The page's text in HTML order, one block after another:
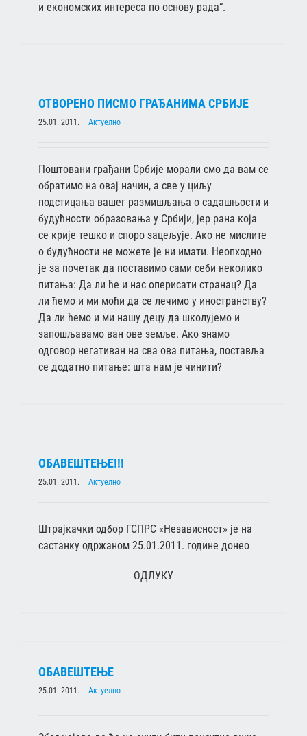
и економских интереса по основу рада“.
ОТВОРЕНО ПИСМО ГРАЂАНИМА СРБИЈЕ
25.01. 2011. Актуелно
Поштовани грађани Србије морали смо да вам се
обратимо на овај начин, а све у циљу
подстицања вашег размишљања о садашњости и
будућности образовања у Србији, јер рана која
се крије тешко и споро зацељује. Ако не мислите
о будућности не можете је ни имати. Неопходно
је за почетак да поставимо сами себи неколико
питања: Да ли ће и нас оперисати странац? Да
ли ћемо и ми моћи да се лечимо у иностранству?
Да ли ћемо и ми нашу децу да школујемо и
запошљавамо ван ове земље. Ако знамо
одговор негативан на сва ова питања, поставља
се додатно питање: шта нам је чинити?
ОБАВЕШТЕЊЕ!!!
25.01. 2011. Актуелно
Штрајкачки одбор ГСПРС «Независност» је на
састанку одржаном 25.01.2011. године донео
ОДЛУКУ
ОБАВЕШТЕЊЕ
25.01. 2011. Актуелно